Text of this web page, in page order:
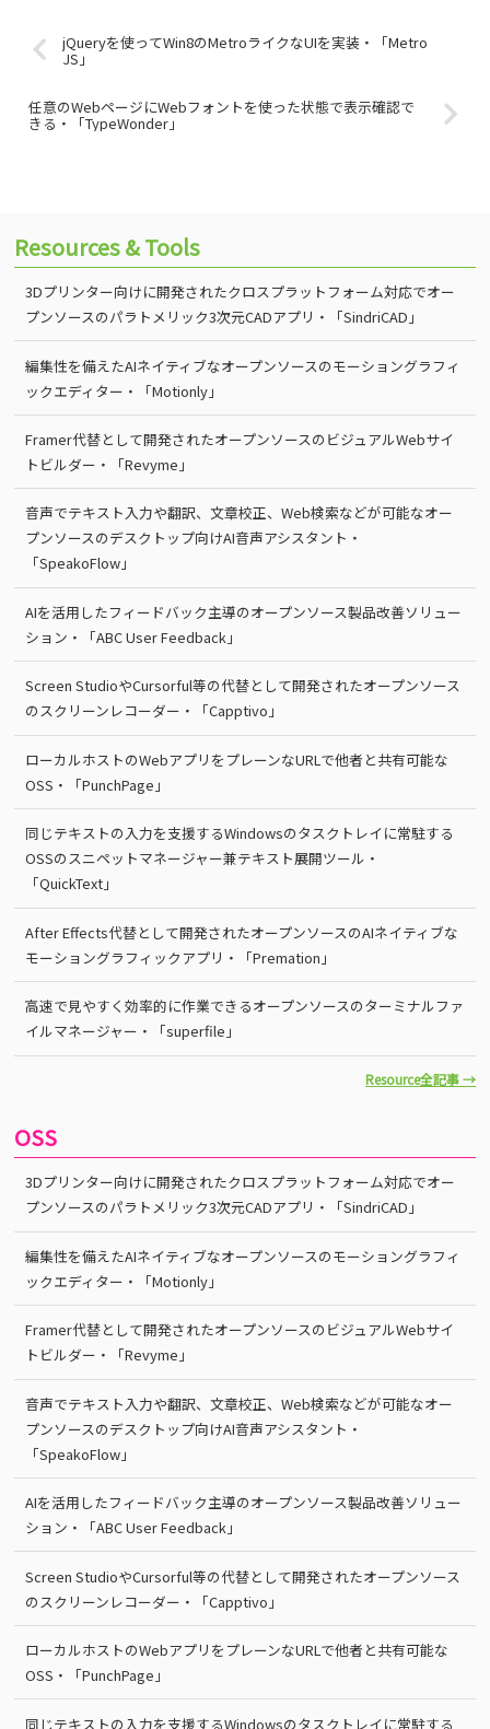
jQueryを使ってWin8のMetroライクなUIを実装・「Metro
JS」
任意のWebページにWebフォントを使った状態で表示確認で
きる・「TypeWonder」
Resources & Tools
3Dプリンター向けに開発されたクロスプラットフォーム対応でオー
プンソースのパラトメリック3次元CADアプリ・「SindriCAD」
編集性を備えたAIネイティブなオープンソースのモーショングラフィ
ックエディター・「Motionly」
Framer代替として開発されたオープンソースのビジュアルWebサイ
トビルダー・「Revyme」
音声でテキスト入力や翻訳、文章校正、Web検索などが可能なオー
プンソースのデスクトップ向けAI音声アシスタント・
「SpeakoFlow」
AIを活用したフィードバック主導のオープンソース製品改善ソリュー
ション・「ABC User Feedback」
Screen StudioやCursorful等の代替として開発されたオープンソース
のスクリーンレコーダー・「Capptivo」
ローカルホストのWebアプリをプレーンなURLで他者と共有可能な
OSS・「PunchPage」
同じテキストの入力を支援するWindowsのタスクトレイに常駐する
OSSのスニペットマネージャー兼テキスト展開ツール・
「QuickText」
After Effects代替として開発されたオープンソースのAIネイティブな
モーショングラフィックアプリ・「Premation」
高速で見やすく効率的に作業できるオープンソースのターミナルファ
イルマネージャー・「superfile」
Resource全記事 →
OSS
3Dプリンター向けに開発されたクロスプラットフォーム対応でオー
プンソースのパラトメリック3次元CADアプリ・「SindriCAD」
編集性を備えたAIネイティブなオープンソースのモーショングラフィ
ックエディター・「Motionly」
Framer代替として開発されたオープンソースのビジュアルWebサイ
トビルダー・「Revyme」
音声でテキスト入力や翻訳、文章校正、Web検索などが可能なオー
プンソースのデスクトップ向けAI音声アシスタント・
「SpeakoFlow」
AIを活用したフィードバック主導のオープンソース製品改善ソリュー
ション・「ABC User Feedback」
Screen StudioやCursorful等の代替として開発されたオープンソース
のスクリーンレコーダー・「Capptivo」
ローカルホストのWebアプリをプレーンなURLで他者と共有可能な
OSS・「PunchPage」
同じテキストの入力を支援するWindowsのタスクトレイに常駐する